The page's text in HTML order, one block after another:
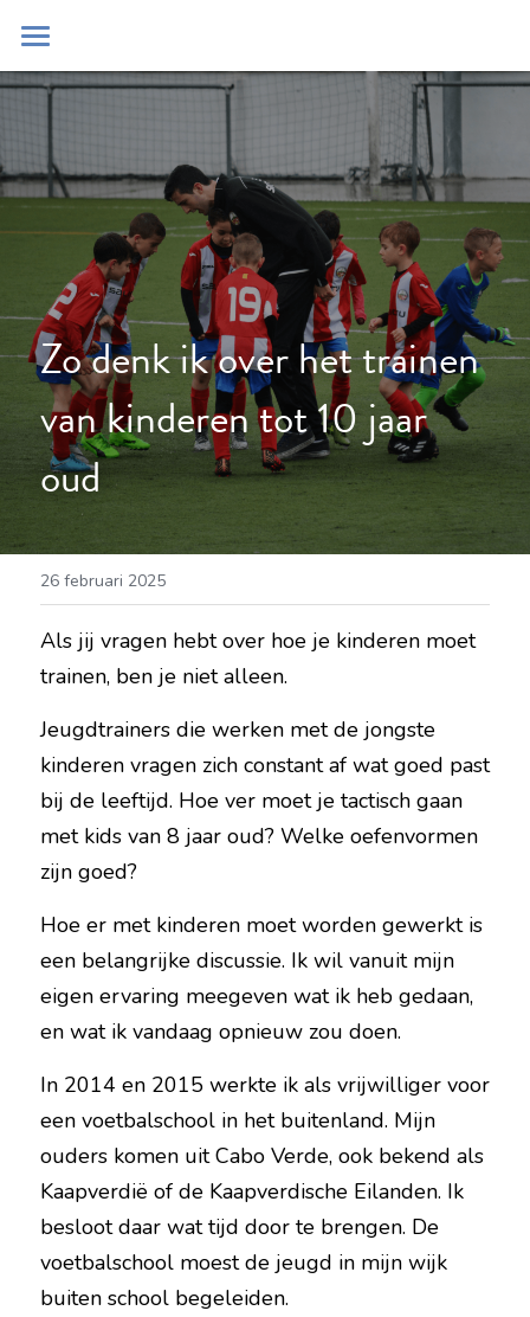
Home
Contact
Zoeken
POWERED BY
Zo denk ik over het trainen
van kinderen tot 10 jaar
oud
26 februari 2025
Als jij vragen hebt over hoe je kinderen moet
trainen, ben je niet alleen.
Jeugdtrainers die werken met de jongste
kinderen vragen zich constant af wat goed past
bij de leeftijd. Hoe ver moet je tactisch gaan
met kids van 8 jaar oud? Welke oefenvormen
zijn goed?
Hoe er met kinderen moet worden gewerkt is
een belangrijke discussie. Ik wil vanuit mijn
eigen ervaring meegeven wat ik heb gedaan,
en wat ik vandaag opnieuw zou doen.
In 2014 en 2015 werkte ik als vrijwilliger voor
een voetbalschool in het buitenland. Mijn
ouders komen uit Cabo Verde, ook bekend als
Kaapverdië of de Kaapverdische Eilanden. Ik
besloot daar wat tijd door te brengen. De
voetbalschool moest de jeugd in mijn wijk
buiten school begeleiden.